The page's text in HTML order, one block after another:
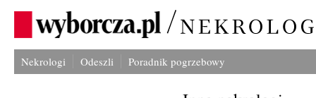
Nekrologi Odeszli Poradnik pogrzebowy